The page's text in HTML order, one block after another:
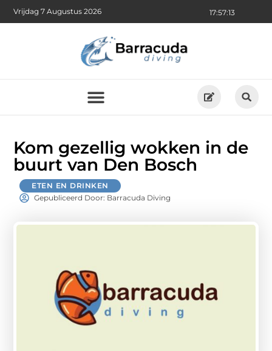
17:57:15
Vrijdag 7 Augustus 2026
Kom gezellig wokken in de
buurt van Den Bosch
ETEN EN DRINKEN
Gepubliceerd Door: Barracuda Diving